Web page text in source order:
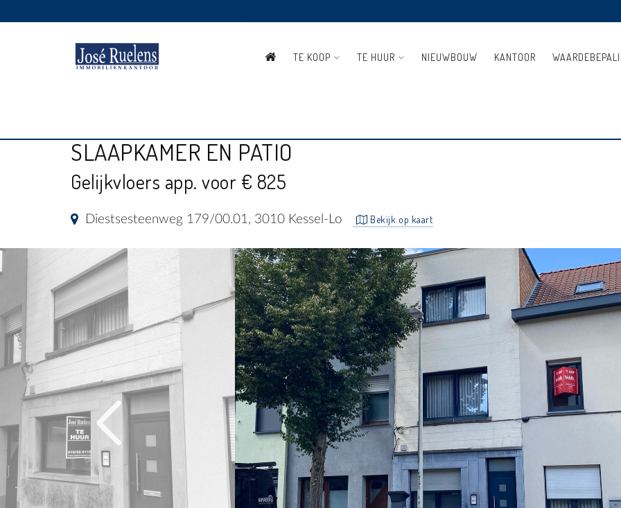
TE KOOP TE HUUR NIEUWBOUW KANTOOR
SLAAPKAMER EN PATIO
Gelijkvloers app. voor € 825
Diestsesteenweg 179/00.01, 3010 Kessel-Lo Bekijk op kaart